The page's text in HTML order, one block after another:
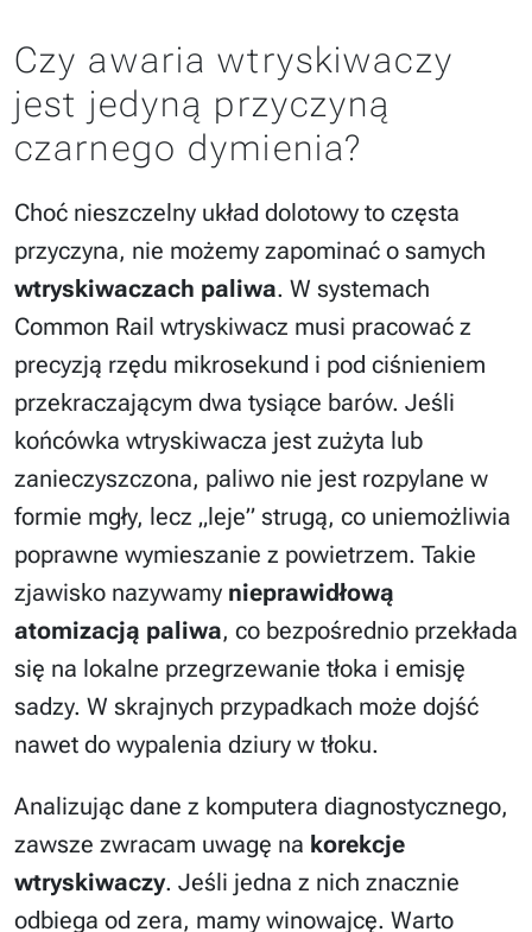
Czy awaria wtryskiwaczy
jest jedyną przyczyną
czarnego dymienia?
Choć nieszczelny układ dolotowy to częsta
przyczyna, nie możemy zapominać o samych
wtryskiwaczach paliwa. W systemach
Common Rail wtryskiwacz musi pracować z
precyzją rzędu mikrosekund i pod ciśnieniem
przekraczającym dwa tysiące barów. Jeśli
końcówka wtryskiwacza jest zużyta lub
zanieczyszczona, paliwo nie jest rozpylane w
formie mgły, lecz „leje” strugą, co uniemożliwia
poprawne wymieszanie z powietrzem. Takie
zjawisko nazywamy nieprawidłową
atomizacją paliwa, co bezpośrednio przekłada
się na lokalne przegrzewanie tłoka i emisję
sadzy. W skrajnych przypadkach może dojść
nawet do wypalenia dziury w tłoku.
Analizując dane z komputera diagnostycznego,
zawsze zwracam uwagę na korekcje
wtryskiwaczy. Jeśli jedna z nich znacznie
odbiega od zera, mamy winowajcę. Warto